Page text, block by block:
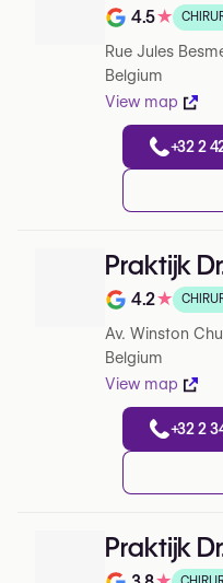
Note de 4.5
4.5★
Rue Jules
Belgium
View map
+32 2
Praktijk
Note de 4.2
4.2★
Av. Winston
Belgium
View map
+32 2
Praktijk